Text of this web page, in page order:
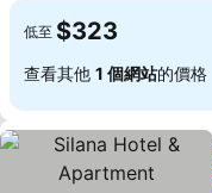
低至 $323
查看其他 1 個網站的價格